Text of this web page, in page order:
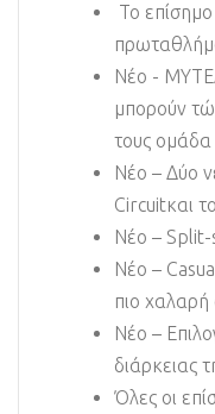
Το
Νέο -
μπορούν
τους ομάδα
Νέο – Δύο
Circuitκαι
Νέο –
Νέο –
πιο
Νέο –
διάρκειας
Όλες οι